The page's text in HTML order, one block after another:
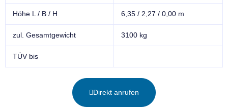
Höhe L / B / H 6,35 / 2,27 / 0,00 m
zul. Gesamtgewicht 3100 kg
TÜV bis
Direkt anrufen